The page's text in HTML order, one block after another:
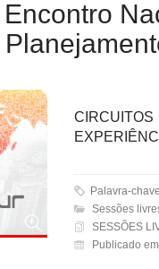
Palavra-
Sessões
SESSÕES
Publicado